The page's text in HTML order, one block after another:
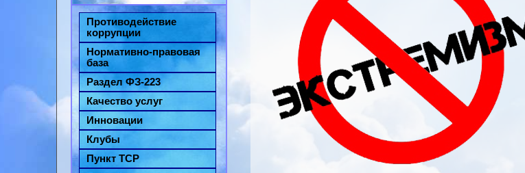
Противодействие
коррупции
Нормативно-правовая
база
Раздел ФЗ-223
Качество услуг
Инновации
Клубы
Пункт ТСР